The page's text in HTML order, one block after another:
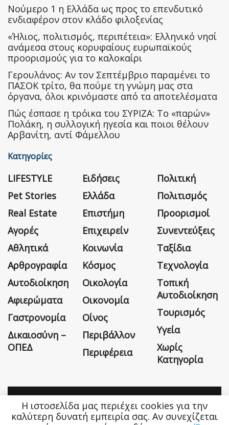
Nούμερο 1 η Ελλάδα ως προς το επενδυτικό
ενδιαφέρον στον κλάδο φιλοξενίας
«Ήλιος, πολιτισμός, περιπέτεια»: Ελληνικό νησί
ανάμεσα στους κορυφαίους ευρωπαϊκούς
προορισμούς για το καλοκαίρι
Γερουλάνος: Αν τον Σεπτέμβριο παραμένει το
ΠΑΣΟΚ τρίτο, θα πούμε τη γνώμη μας στα
όργανα, όλοι κρινόμαστε από τα αποτελέσματα
Πώς έσπασε η τρόικα του ΣΥΡΙΖΑ: Το «παρών»
Πολάκη, η συλλογική ηγεσία και ποιοι θέλουν
Αρβανίτη, αντί Φάμελλου
Κατηγορίες
LIFESTYLE
Pet Stories
Real Estate
Αγορές
Αθλητικά
Αρθρογραφία
Αυτοδιοίκηση
Αφιερώματα
Γαστρονομία
Δικαιοσύνη –
ΟΠΕΔ
Ειδήσεις
Ελλάδα
Επιστήμη
Επιχειρείν
Κοινωνία
Κόσμος
Οικολογία
Οικονομία
Οίνος
Περιβάλλον
Περιφέρεια
Πολιτική
Πολιτισμός
Προορισμοί
Συνεντεύξεις
Ταξίδια
Τεχνολογία
Τοπική
Αυτοδιοίκηση
Τουρισμός
Υγεία
Χωρίς
Κατηγορία
Η εταιρεία Όροι Χρήσης Επικοινωνία
Η ιστοσελίδα μας περιέχει cookies για την
καλύτερη δυνατή εμπειρία σας. Αν συνεχίζεται